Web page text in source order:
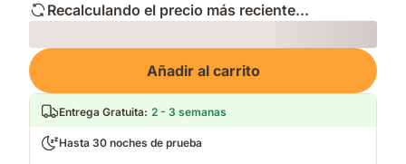
Recalculando el precio más reciente...
Loading
Añadir al carrito
Entrega Gratuita: 2 - 3 semanas
Hasta 30 noches de prueba